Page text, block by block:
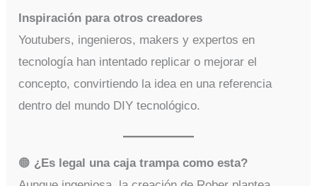
Inspiración para otros creadores
Youtubers, ingenieros, makers y expertos en
tecnología han intentado replicar o mejorar el
concepto, convirtiendo la idea en una referencia
dentro del mundo DIY tecnológico.
🟠 ¿Es legal una caja trampa como esta?